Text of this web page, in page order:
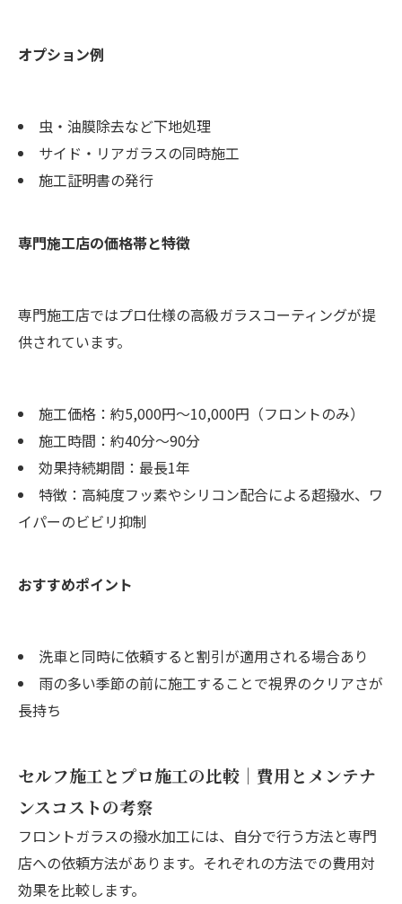
オプション例
虫・油膜除去など下地処理
サイド・リアガラスの同時施工
施工証明書の発行
専門施工店の価格帯と特徴
専門施工店ではプロ仕様の高級ガラスコーティングが提
供されています。
施工価格：約5,000円〜10,000円（フロントのみ）
施工時間：約40分〜90分
効果持続期間：最長1年
特徴：高純度フッ素やシリコン配合による超撥水、ワ
イパーのビビリ抑制
おすすめポイント
洗車と同時に依頼すると割引が適用される場合あり
雨の多い季節の前に施工することで視界のクリアさが
長持ち
セルフ施工とプロ施工の比較｜費用とメンテナ
ンスコストの考察
フロントガラスの撥水加工には、自分で行う方法と専門
店への依頼方法があります。それぞれの方法での費用対
効果を比較します。